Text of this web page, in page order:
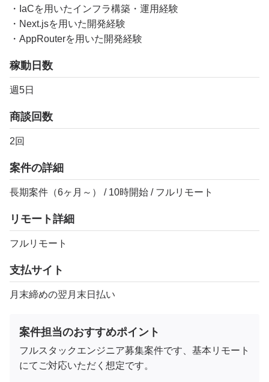
・IaCを用いたインフラ構築・運用経験
・Next.​jsを用いた開発経験
・AppRouterを用いた開発経験
稼動日数
週5日
商談回数
2回
案件の詳細
長期案件（6ヶ月～） / 10時開始 / フルリモート
リモート詳細
フルリモート
支払サイト
月末締めの翌月末日払い
案件担当のおすすめポイント
フルスタックエンジニア募集案件です、基本リモート
にてご対応いただく想定です。